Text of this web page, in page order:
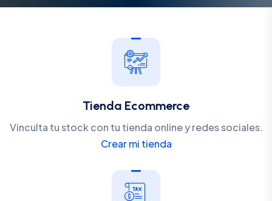
Tienda Ecommerce
Vinculta tu stock con tu tienda online y redes sociales.
Crear mi tienda